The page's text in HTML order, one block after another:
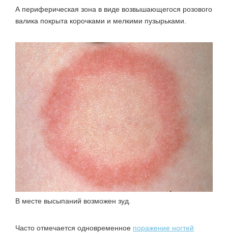
А периферическая зона в виде возвышающегося розового
валика покрыта корочками и мелкими пузырьками.
В месте высыпаний возможен зуд.
Часто отмечается одновременное поражение ногтей